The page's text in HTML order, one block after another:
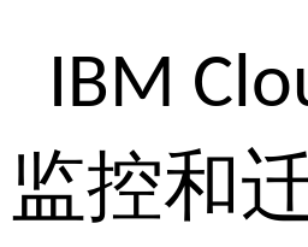
IBM
监控和